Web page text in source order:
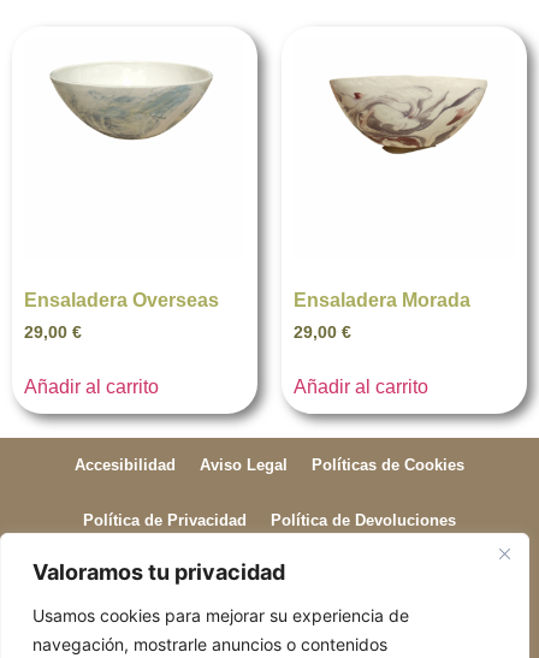
Valoramos tu privacidad
Usamos cookies para mejorar su experiencia de
navegación, mostrarle anuncios o contenidos
Ensaladera Overseas
29,00 €
Añadir al carrito
Ensaladera Morada
29,00 €
Añadir al carrito
Accesibilidad Aviso Legal Políticas de Cookies
Política de Privacidad Política de Devoluciones
Política de Envío
ogiroguy@gmail.com
+34 631 89 71 07
C. del Doctor Gil i Morte, 15, pta 2, Extramurs, 46007 València